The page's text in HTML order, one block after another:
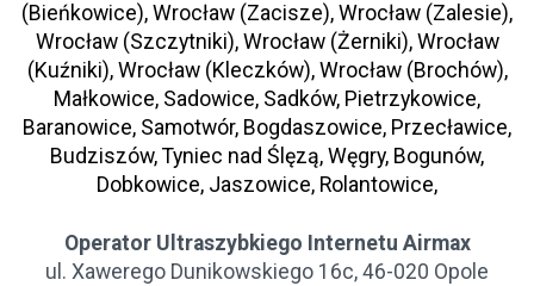
(Bieńkowice), Wrocław (Zacisze), Wrocław (Zalesie),
Wrocław (Szczytniki), Wrocław (Żerniki), Wrocław
(Kuźniki), Wrocław (Kleczków), Wrocław (Brochów),
Małkowice, Sadowice, Sadków, Pietrzykowice,
Baranowice, Samotwór, Bogdaszowice, Przecławice,
Budziszów, Tyniec nad Ślęzą, Węgry, Bogunów,
Dobkowice, Jaszowice, Rolantowice,
Operator Ultraszybkiego Internetu Airmax
ul. Xawerego Dunikowskiego 16c, 46-020 Opole